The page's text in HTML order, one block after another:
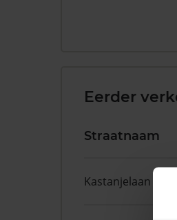
Eerder
Straatnaam
Kastanjelaan